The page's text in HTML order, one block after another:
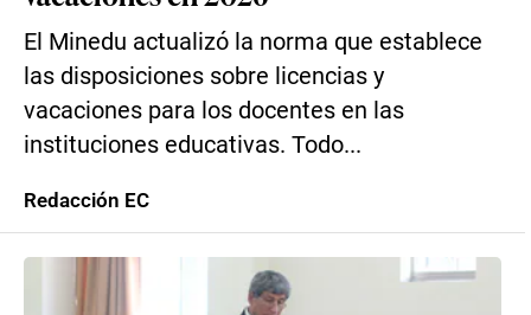
El Minedu actualizó la norma que establece
las disposiciones sobre licencias y
vacaciones para los docentes en las
instituciones educativas. Todo...
Redacción EC